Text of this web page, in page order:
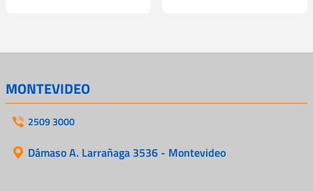
MONTEVIDEO
2509 3000
Dámaso A. Larrañaga 3536 - Montevideo